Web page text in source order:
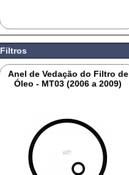
Filtros
Anel de Vedação do Filtro de
Óleo - MT03 (2006 a 2009)